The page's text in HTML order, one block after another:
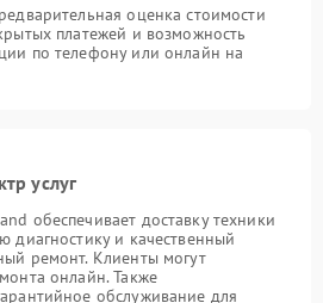
оценка стоимости
платежей и возможность
по телефону или онлайн на
услуг
обеспечивает доставку техники
диагностику и качественный
ремонт. Клиенты могут
онлайн. Также
обслуживание для